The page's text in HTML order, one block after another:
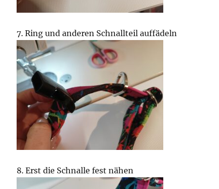
7. Ring und anderen Schnallteil auffädeln
8. Erst die Schnalle fest nähen